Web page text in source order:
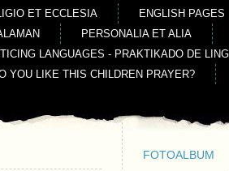
ET ECCLESIA ENGLISH PAGES
PERSONALIA ET ALIA
LANGUAGES - PRAKTIKADO DE
YOU LIKE THIS CHILDREN PRAYER?
FOTOALBUM